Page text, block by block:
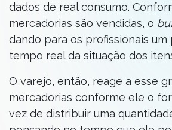
dados de real consumo.
mercadorias são vendidas, o
dando para os profissionais um
tempo real da situação dos
O varejo, então, reage a esse
mercadorias conforme ele o
vez de distribuir uma